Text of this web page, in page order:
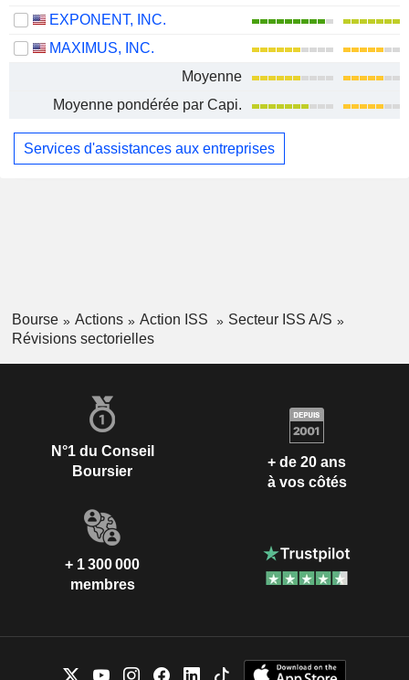
EXPONENT, INC.
MAXIMUS, INC.
Moyenne
Moyenne pondérée par Capi.
Services d'assistances aux entreprises
Bourse Actions Action ISS
Secteur ISS A/S
Révisions sectorielles
N°1 du Conseil
Boursier
+ de 20 ans
à vos côtés
+ 1 300 000
membres